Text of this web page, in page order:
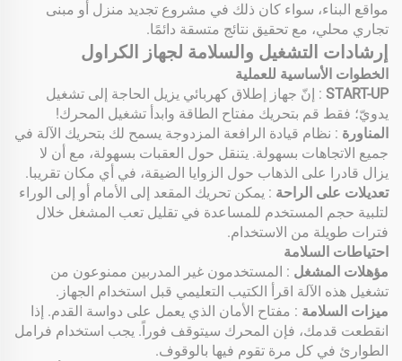
مواقع البناء، سواء كان ذلك في مشروع تجديد منزل أو مبنى
تجاري محلي، مع تحقيق نتائج متسقة دائمًا.
إرشادات التشغيل والسلامة لجهاز الكراول
الخطوات الأساسية للعملية
START-UP : إنّ جهاز إطلاق كهربائي يزيل الحاجة إلى تشغيل
يدويّ؛ فقط قم بتحريك مفتاح الطاقة وابدأ تشغيل المحرك!
المناورة : نظام قيادة الرافعة المزدوجة يسمح لك بتحريك الآلة في
جميع الاتجاهات بسهولة. يتنقل حول العقبات بسهولة، مع أن لا
يزال قادرا على الذهاب حول الزوايا الضيقة، في أي مكان تقريبا.
تعديلات على الراحة : يمكن تحريك المقعد إلى الأمام أو إلى الوراء
لتلبية حجم المستخدم للمساعدة في تقليل تعب المشغل خلال
فترات طويلة من الاستخدام.
احتياطات السلامة
مؤهلات المشغل : المستخدمون غير المدربين ممنوعون من
تشغيل هذه الآلة اقرأ الكتيب التعليمي قبل استخدام الجهاز.
ميزات السلامة : مفتاح الأمان الذي يعمل على دواسة القدم. إذا
انقطعت قدمك، فإن المحرك سيتوقف فوراً. يجب استخدام فرامل
الطوارئ في كل مرة تقوم فيها بالوقوف.